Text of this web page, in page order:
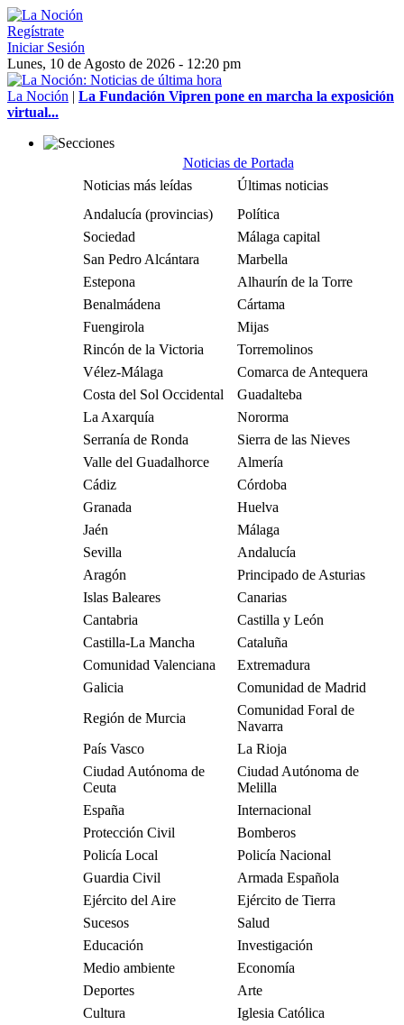
Regístrate
Iniciar Sesión
Lunes, 10 de Agosto de 2026 - 12:20 pm
La Noción | La Fundación Vipren pone en marcha la exposición
virtual...
Noticias de Portada
Noticias más leídas
Últimas noticias
Andalucía (provincias)
Política
Sociedad
Málaga capital
San Pedro Alcántara
Marbella
Estepona
Alhaurín de la Torre
Benalmádena
Cártama
Fuengirola
Mijas
Rincón de la Victoria
Torremolinos
Vélez-Málaga
Comarca de Antequera
Costa del Sol Occidental
Guadalteba
La Axarquía
Nororma
Serranía de Ronda
Sierra de las Nieves
Valle del Guadalhorce
Almería
Cádiz
Córdoba
Granada
Huelva
Jaén
Málaga
Sevilla
Andalucía
Aragón
Principado de Asturias
Islas Baleares
Canarias
Cantabria
Castilla y León
Castilla-La Mancha
Cataluña
Comunidad Valenciana
Extremadura
Galicia
Comunidad de Madrid
Región de Murcia
Comunidad Foral de
Navarra
País Vasco
La Rioja
Ciudad Autónoma de
Ceuta
Ciudad Autónoma de
Melilla
España
Internacional
Protección Civil
Bomberos
Policía Local
Policía Nacional
Guardia Civil
Armada Española
Ejército del Aire
Ejército de Tierra
Sucesos
Salud
Educación
Investigación
Medio ambiente
Economía
Deportes
Arte
Cultura
Iglesia Católica